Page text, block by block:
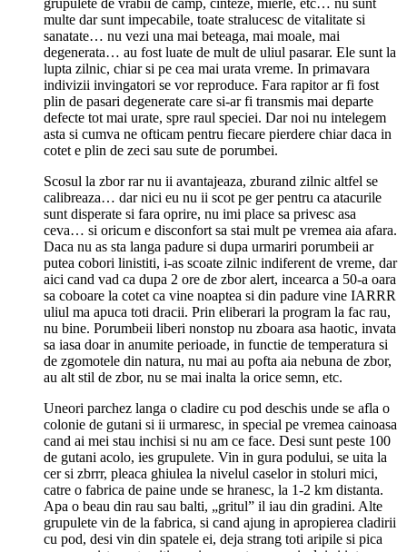
grupulete de vrabii de camp, cinteze, mierle, etc… nu sunt
multe dar sunt impecabile, toate stralucesc de vitalitate si
sanatate… nu vezi una mai beteaga, mai moale, mai
degenerata… au fost luate de mult de uliul pasarar. Ele sunt la
lupta zilnic, chiar si pe cea mai urata vreme. In primavara
indivizii invingatori se vor reproduce. Fara rapitor ar fi fost
plin de pasari degenerate care si-ar fi transmis mai departe
defecte tot mai urate, spre raul speciei. Dar noi nu intelegem
asta si cumva ne ofticam pentru fiecare pierdere chiar daca in
cotet e plin de zeci sau sute de porumbei.
Scosul la zbor rar nu ii avantajeaza, zburand zilnic altfel se
calibreaza… dar nici eu nu ii scot pe ger pentru ca atacurile
sunt disperate si fara oprire, nu imi place sa privesc asa
ceva… si oricum e disconfort sa stai mult pe vremea aia afara.
Daca nu as sta langa padure si dupa urmariri porumbeii ar
putea cobori linistiti, i-as scoate zilnic indiferent de vreme, dar
aici cand vad ca dupa 2 ore de zbor alert, incearca a 50-a oara
sa coboare la cotet ca vine noaptea si din padure vine IARRR
uliul ma apuca toti dracii. Prin eliberari la program la fac rau,
nu bine. Porumbeii liberi nonstop nu zboara asa haotic, invata
sa iasa doar in anumite perioade, in functie de temperatura si
de zgomotele din natura, nu mai au pofta aia nebuna de zbor,
au alt stil de zbor, nu se mai inalta la orice semn, etc.
Uneori parchez langa o cladire cu pod deschis unde se afla o
colonie de gutani si ii urmaresc, in special pe vremea cainoasa
cand ai mei stau inchisi si nu am ce face. Desi sunt peste 100
de gutani acolo, ies grupulete. Vin in gura podului, se uita la
cer si zbrrr, pleaca ghiulea la nivelul caselor in stoluri mici,
catre o fabrica de paine unde se hranesc, la 1-2 km distanta.
Apa o beau din rau sau balti, „gritul” il iau din gradini. Alte
grupulete vin de la fabrica, si cand ajung in apropierea cladirii
cu pod, desi vin din spatele ei, deja strang toti aripile si pica